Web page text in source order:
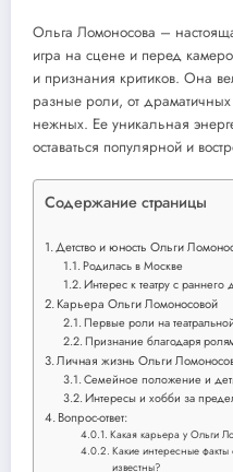
Ольга Ломоносова –
игра на сцене и перед
и признания критиков. Она
разные роли, от
нежных. Ее уникальная
оставаться популярной и
Содержание страницы
Детство и юность Ольги
Родилась в Москве
Интерес к театру с раннего
Карьера Ольги Ломоносовой
Первые роли на
Признание благодаря
Личная жизнь Ольги
Семейное положение и
Интересы и хобби за
Вопрос-ответ:
Какая карьера у Ольги
Какие интересные
известны?